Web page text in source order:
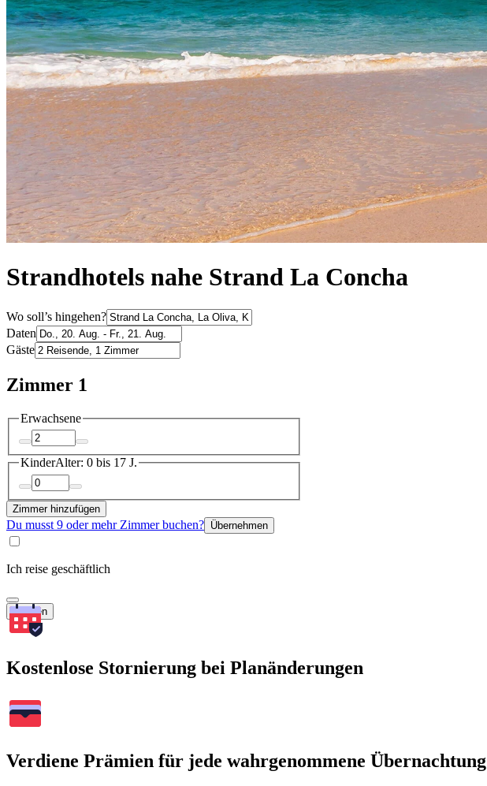
Strandhotels nahe Strand La Concha
Wo soll’s hingehen?
Daten
Gäste
Zimmer 1
Erwachsene
KinderAlter: 0 bis 17 J.
Zimmer hinzufügen
Du musst 9 oder mehr Zimmer buchen? Übernehmen
Ich reise geschäftlich
Suchen
Kostenlose Stornierung bei Planänderungen
Verdiene Prämien für jede wahrgenommene Übernachtung